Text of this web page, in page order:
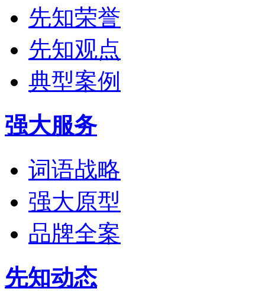
先知荣誉
先知观点
典型案例
强大服务
词语战略
强大原型
品牌全案
先知动态